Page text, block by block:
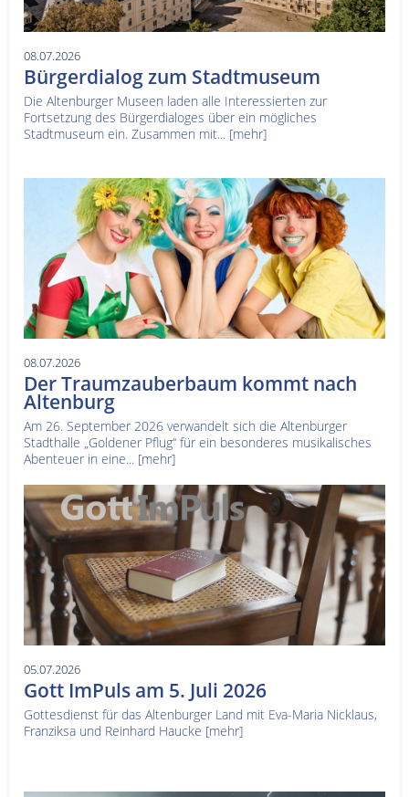
08.07.2026
Bürgerdialog zum Stadtmuseum
Die Altenburger Museen laden alle Interessierten zur
Fortsetzung des Bürgerdialoges über ein mögliches
Stadtmuseum ein. Zusammen mit... [mehr]
08.07.2026
Der Traumzauberbaum kommt nach
Altenburg
Am 26. September 2026 verwandelt sich die Altenburger
Stadthalle „Goldener Pflug“ für ein besonderes musikalisches
Abenteuer in eine... [mehr]
05.07.2026
Gott ImPuls am 5. Juli 2026
Gottesdienst für das Altenburger Land mit Eva-Maria Nicklaus,
Franziksa und Reinhard Haucke [mehr]